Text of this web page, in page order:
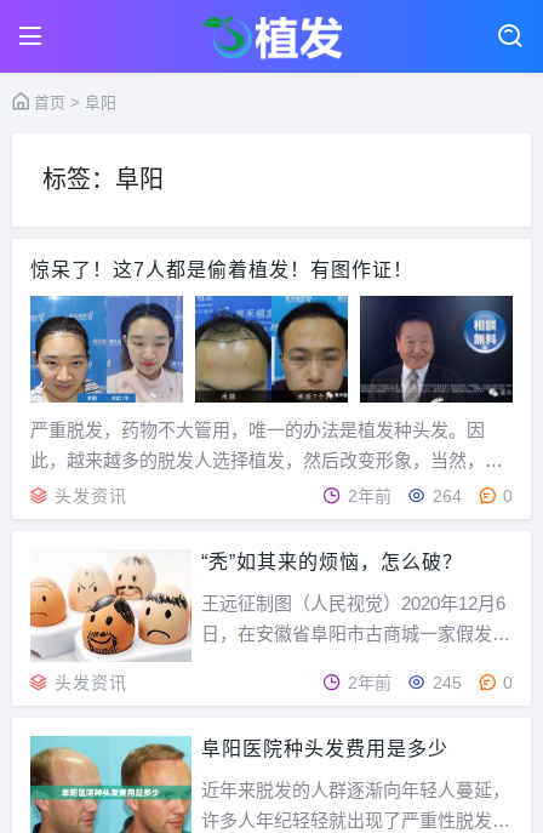
首页 > 阜阳
标签：阜阳
惊呆了！这7人都是偷着植发！有图作证！
严重脱发，药物不大管用，唯一的办法是植发种头发。因
此，越来越多的脱发人选择植发，然后改变形象，当然，植
发是光明正大的，可有些人偷偷摸摸植发。雍禾老张举几个
例子，有人偷着植发只不过是不让人知道，而有人偷着植发
真是偷。1。雍禾种植师偷着母亲给自己植发这是昨天本...
头发资讯 2年前 264 0
“秃”如其来的烦恼，怎么破？
王远征制图（人民视觉）2020年12月6
日，在安徽省阜阳市古商城一家假发店
摄（人民视觉）国家卫健委2019年发布
脱发困扰，平均每6人中就有1人被脱发
困扰，甚至大批“90后”也已加入到脱
发...
头发资讯 2年前 245 0
阜阳医院种头发费用是多少
近年来脱发的人群逐渐向年轻人蔓延，
许多人年纪轻轻就出现了严重性脱发的